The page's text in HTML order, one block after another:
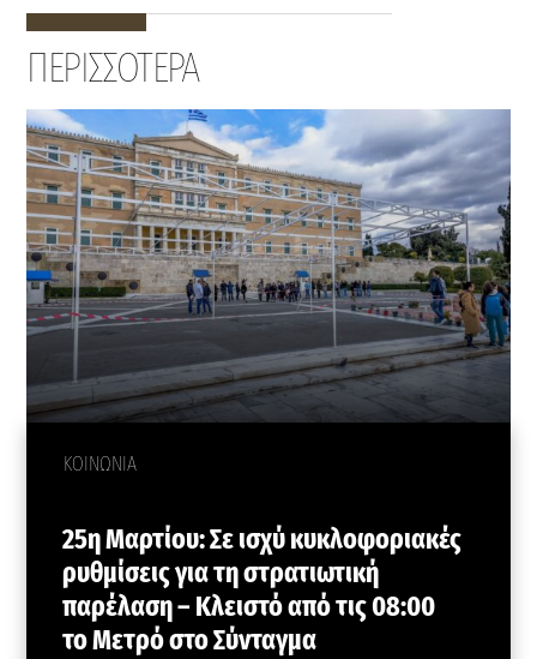
ΠΕΡΙΣΣΟΤΕΡΑ
ΚΟΙΝΩΝΙΑ
25η Μαρτίου: Σε ισχύ κυκλοφοριακές
ρυθμίσεις για τη στρατιωτική
παρέλαση – Κλειστό από τις 08:00
το Μετρό στο Σύνταγμα